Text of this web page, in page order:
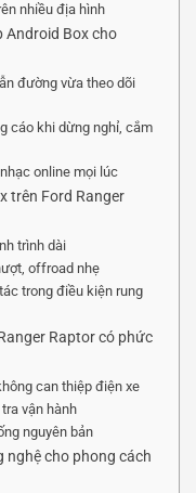
nhiều địa hình
Android Box cho
đường vừa theo dõi
cáo khi dừng nghỉ, cắm
online mọi lúc
trên Ford Ranger
trình dài
offroad nhẹ
trong điều kiện rung
Raptor có phức
can thiệp điện xe
vận hành
nguyên bản
nghệ cho phong cách